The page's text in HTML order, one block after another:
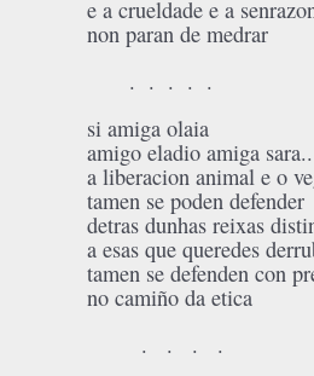
e a crueldade e a
non paran de medrar
. . . . .
si amiga olaia
amigo eladio amiga
a liberacion animal e o
tamen se poden defender
detras dunhas reixas
a esas que queredes
tamen se defenden con
no camiño da etica
. . . .